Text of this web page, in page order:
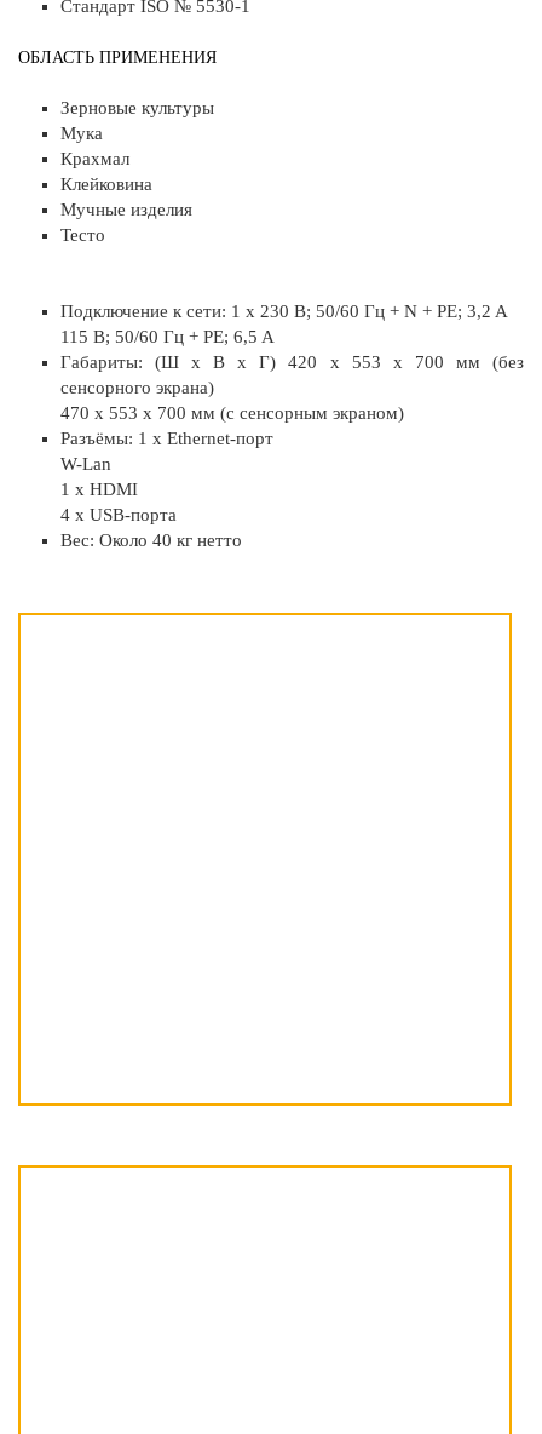
Стандарт ISO № 5530-1
ОБЛАСТЬ ПРИМЕНЕНИЯ
Зерновые культуры
Мука
Крахмал
Клейковина
Мучные изделия
Тесто
Подключение к сети: 1 x 230 В; 50/60 Гц + N + PE; 3,2 A
115 В; 50/60 Гц + PE; 6,5 A
Габариты: (Ш x В x Г) 420 x 553 x 700 мм (без
сенсорного экрана)
470 x 553 x 700 мм (с сенсорным экраном)
Разъёмы: 1 x Ethernet-порт
W-Lan
1 x HDMI
4 x USB-порта
Вес: Около 40 кг нетто